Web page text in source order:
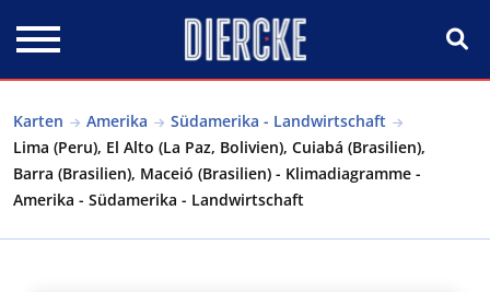
Karten Amerika
Südamerika - Landwirtschaft
Lima (Peru), El Alto (La Paz, Bolivien), Cuiabá (Brasilien),
Barra (Brasilien), Maceió (Brasilien) - Klimadiagramme -
Amerika - Südamerika - Landwirtschaft